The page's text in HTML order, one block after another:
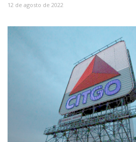
12 de agosto de 2022